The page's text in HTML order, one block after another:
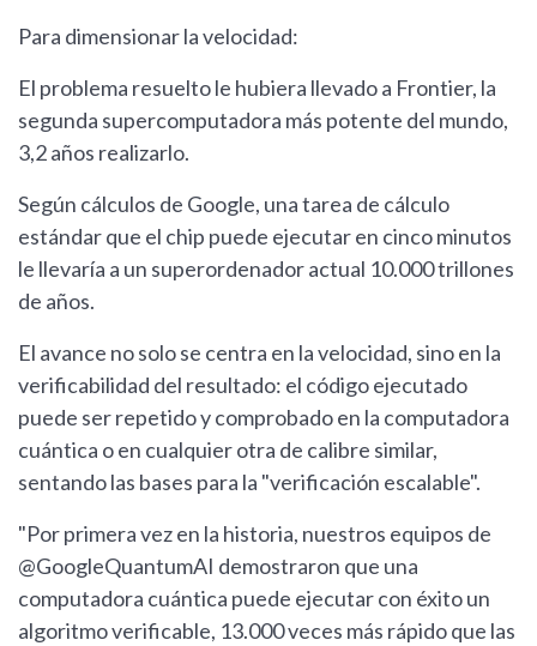
Para dimensionar la velocidad:
El problema resuelto le hubiera llevado a Frontier, la
segunda supercomputadora más potente del mundo,
3,2 años realizarlo.
Según cálculos de Google, una tarea de cálculo
estándar que el chip puede ejecutar en cinco minutos
le llevaría a un superordenador actual 10.000 trillones
de años.
El avance no solo se centra en la velocidad, sino en la
verificabilidad del resultado: el código ejecutado
puede ser repetido y comprobado en la computadora
cuántica o en cualquier otra de calibre similar,
sentando las bases para la "verificación escalable".
"Por primera vez en la historia, nuestros equipos de
@GoogleQuantumAI demostraron que una
computadora cuántica puede ejecutar con éxito un
algoritmo verificable, 13.000 veces más rápido que las